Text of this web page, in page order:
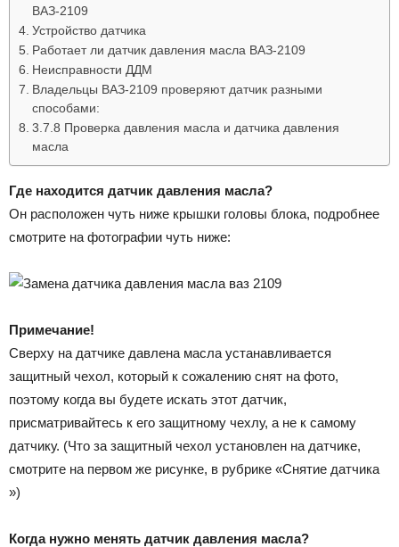
ВАЗ-2109
Устройство датчика
Работает ли датчик давления масла ВАЗ-2109
Неисправности ДДМ
Владельцы ВАЗ-2109 проверяют датчик разными
способами:
3.7.8 Проверка давления масла и датчика давления
масла
Где находится датчик давления масла?
Он расположен чуть ниже крышки головы блока, подробнее
смотрите на фотографии чуть ниже:
Примечание!
Сверху на датчике давлена масла устанавливается
защитный чехол, который к сожалению снят на фото,
поэтому когда вы будете искать этот датчик,
присматривайтесь к его защитному чехлу, а не к самому
датчику. (Что за защитный чехол установлен на датчике,
смотрите на первом же рисунке, в рубрике «Снятие датчика
»)
Когда нужно менять датчик давления масла?